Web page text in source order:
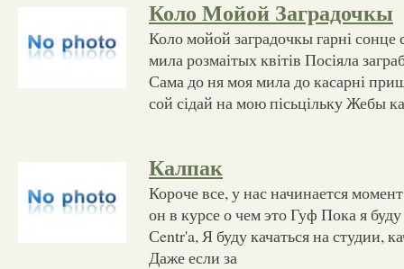
Коло Мойой Заградочкы
Коло мойой заградочкы гарні сонце
мила розмаітых квітів Посіяла
Сама до ня моя мила до касарні
сой сідай на мою пісьцільку Жебы
Калпак
Короче все, у нас начинается
он в курсе о чем это Гуф Пока я
Сentr'a, Я буду качаться на студии,
Даже если за